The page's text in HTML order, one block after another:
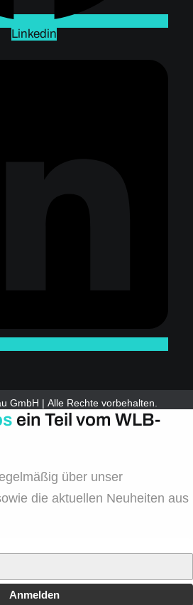
Linkedin
GmbH | Alle Rechte vorbehalten.
ein Teil vom WLB-
über unser
die aktuellen Neuheiten aus
Anmelden